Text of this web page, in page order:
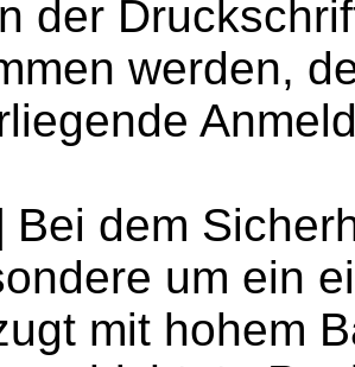
der
werden,
Bei dem
um ein
mit hohem